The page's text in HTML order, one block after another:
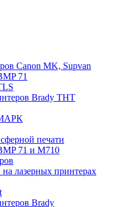
Canon MK, Supvan
71
Brady THT
печати
71 и M710
лазерных принтерах
Brady